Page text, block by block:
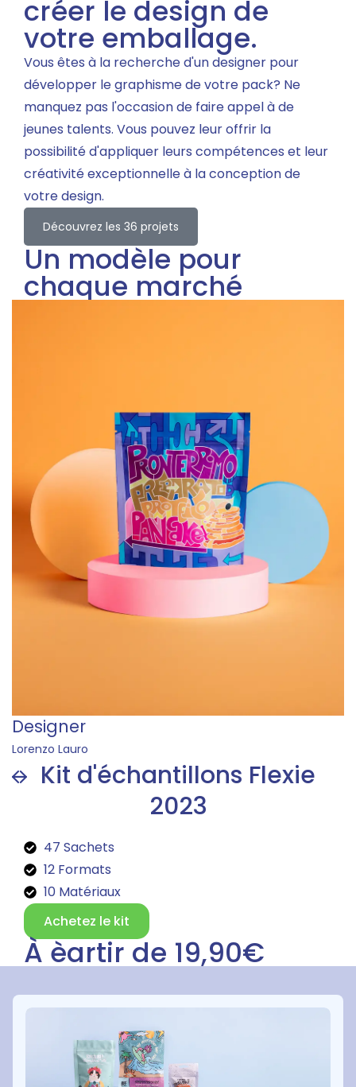
créer le design de
votre emballage.
Vous êtes à la recherche d'un designer pour
développer le graphisme de votre pack? Ne
manquez pas l'occasion de faire appel à de
jeunes talents. Vous pouvez leur offrir la
possibilité d'appliquer leurs compétences et leur
créativité exceptionnelle à la conception de
votre design.
Découvrez les 36 projets
Un modèle pour
chaque marché
Designer
Lorenzo Lauro
Kit d'échantillons Flexie
2023
47 Sachets
12 Formats
10 Matériaux
Achetez le kit
À èartir de 19,90€